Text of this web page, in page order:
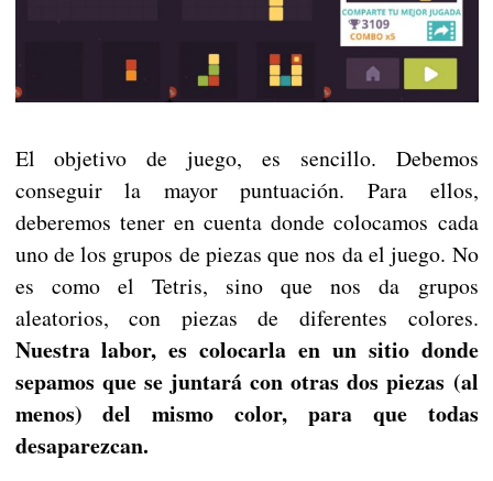
El objetivo de juego, es sencillo. Debemos
conseguir la mayor puntuación. Para ellos,
deberemos tener en cuenta donde colocamos cada
uno de los grupos de piezas que nos da el juego. No
es como el Tetris, sino que nos da grupos
aleatorios, con piezas de diferentes colores.
Nuestra labor, es colocarla en un sitio donde
sepamos que se juntará con otras dos piezas (al
menos) del mismo color, para que todas
desaparezcan.